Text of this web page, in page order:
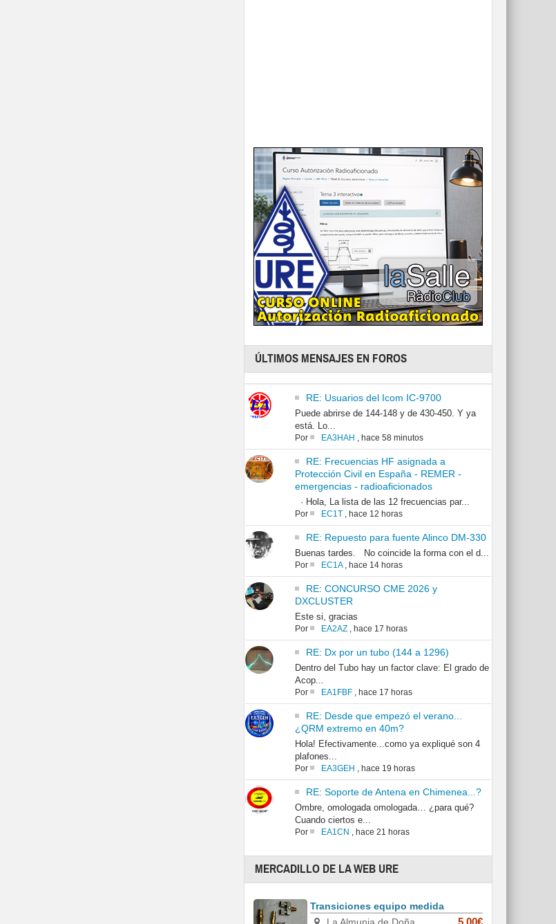
ÚLTIMOS MENSAJES EN FOROS
RE: Usuarios del Icom IC-9700
Puede abrirse de 144-148 y de 430-450. Y ya
está. Lo...
Por EA3HAH , hace 58 minutos
RE: Frecuencias HF asignada a
Protección Civil en España - REMER -
emergencias - radioaficionados
· Hola, La lista de las 12 frecuencias par...
Por EC1T, hace 12 horas
RE: Repuesto para fuente Alinco DM-330
Buenas tardes. No coincide la forma con el d...
Por EC1A, hace 14 horas
RE: CONCURSO CME 2026 y
DXCLUSTER
Este si, gracias
Por EA2AZ, hace 17 horas
RE: Dx por un tubo (144 a 1296)
Dentro del Tubo hay un factor clave: El grado de
Acop...
Por EA1FBF, hace 17 horas
RE: Desde que empezó el verano...
¿QRM extremo en 40m?
Hola! Efectivamente...como ya expliqué son 4
plafones...
Por EA3GEH , hace 19 horas
RE: Soporte de Antena en Chimenea...?
Ombre, omologada omologada… ¿para qué?
Cuando ciertos e...
Por EA1CN , hace 21 horas
MERCADILLO DE LA WEB URE
Transiciones equipo medida